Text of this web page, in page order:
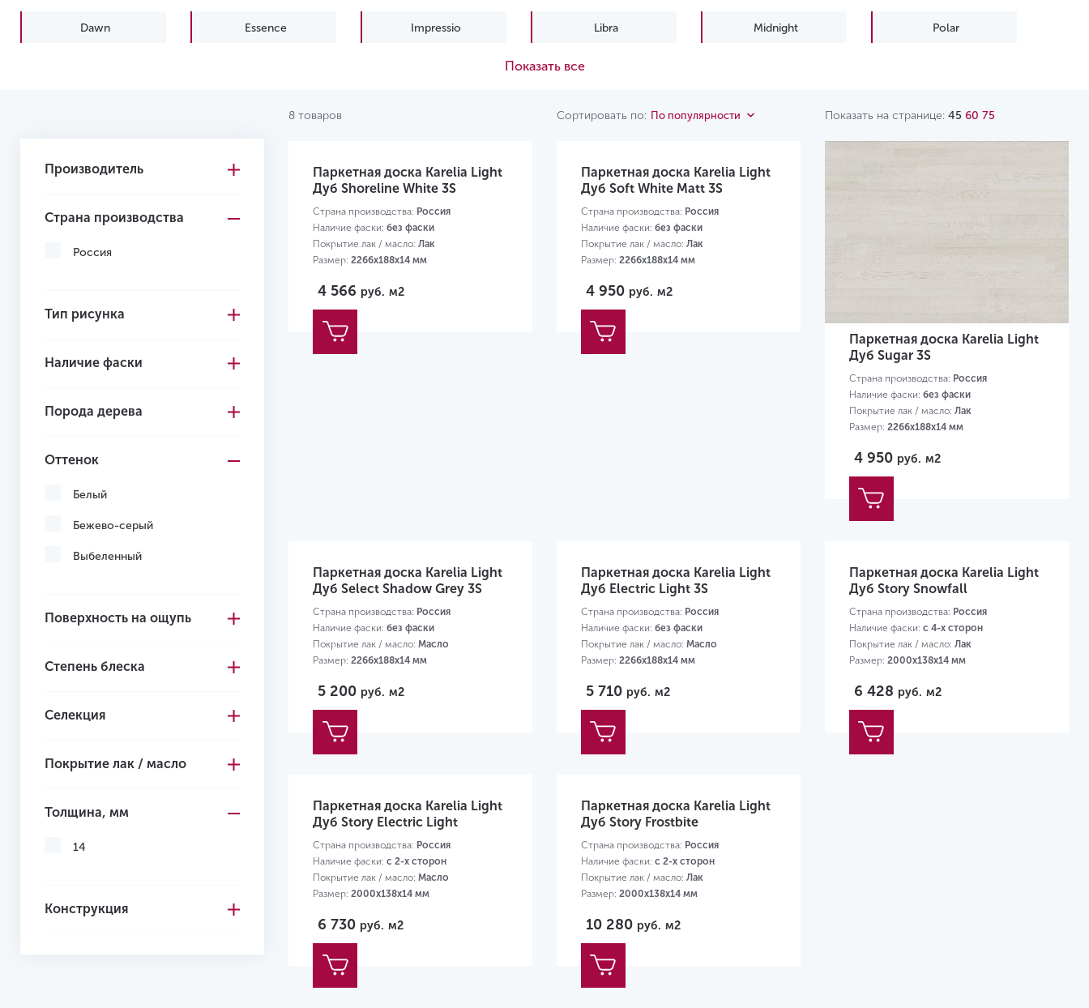
Dawn Essence Impressio Libra Midnight Polar
Показать все
8 товаров Сортировать по: По популярности Показать на странице: 45 60 75
Производитель
Страна производства
Россия
Тип рисунка
Наличие фаски
Порода дерева
Оттенок
Белый
Бежево-серый
Выбеленный
Поверхность на ощупь
Степень блеска
Селекция
Покрытие лак / масло
Толщина, мм
14
Конструкция
Паркетная доска Karelia Light
Дуб Shoreline White 3S
Страна производства: Россия
Наличие фаски: без фаски
Покрытие лак / масло: Лак
Размер: 2266х188х14 мм
4 566 руб. м2
Паркетная доска Karelia Light
Дуб Soft White Matt 3S
Страна производства: Россия
Наличие фаски: без фаски
Покрытие лак / масло: Лак
Размер: 2266х188х14 мм
4 950 руб. м2
Паркетная доска Karelia Light
Дуб Sugar 3S
Страна производства: Россия
Наличие фаски: без фаски
Покрытие лак / масло: Лак
Размер: 2266х188х14 мм
4 950 руб. м2
Паркетная доска Karelia Light
Дуб Select Shadow Grey 3S
Страна производства: Россия
Наличие фаски: без фаски
Покрытие лак / масло: Масло
Размер: 2266х188х14 мм
5 200 руб. м2
Паркетная доска Karelia Light
Дуб Electric Light 3S
Страна производства: Россия
Наличие фаски: без фаски
Покрытие лак / масло: Масло
Размер: 2266х188х14 мм
5 710 руб. м2
Паркетная доска Karelia Light
Дуб Story Snowfall
Страна производства: Россия
Наличие фаски: с 4-х сторон
Покрытие лак / масло: Лак
Размер: 2000х138х14 мм
6 428 руб. м2
Паркетная доска Karelia Light
Дуб Story Electric Light
Страна производства: Россия
Наличие фаски: с 2-х сторон
Покрытие лак / масло: Масло
Размер: 2000х138х14 мм
6 730 руб. м2
Паркетная доска Karelia Light
Дуб Story Frostbite
Страна производства: Россия
Наличие фаски: с 2-х сторон
Покрытие лак / масло: Лак
Размер: 2000х138х14 мм
10 280 руб. м2